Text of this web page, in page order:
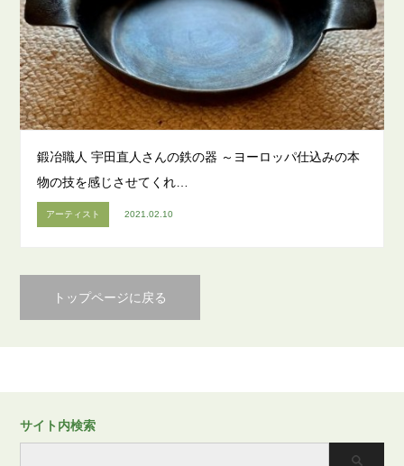
鍛冶職人 宇田直人さんの鉄の器 ～ヨーロッパ仕込みの本
物の技を感じさせてくれ…
アーティスト 2021.02.10
トップページに戻る
サイト内検索